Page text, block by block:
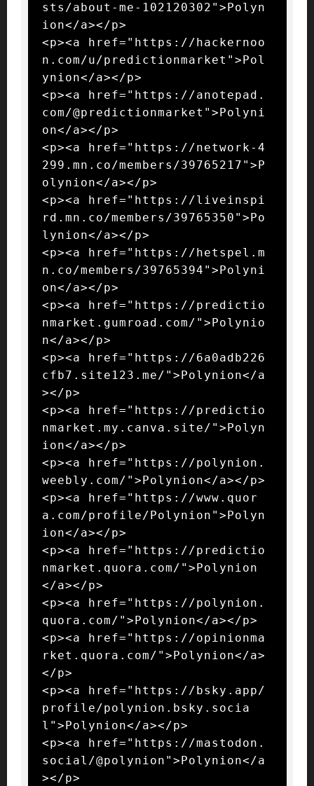
sts/about-me-102120302">Polyn
ion</a></p>
<p><a href="https://hackernoo
n.com/u/predictionmarket">Pol
ynion</a></p>
<p><a href="https://anotepad.
com/@predictionmarket">Polyni
on</a></p>
<p><a href="https://network-4
299.mn.co/members/39765217">P
olynion</a></p>
<p><a href="https://liveinspi
rd.mn.co/members/39765350">Po
lynion</a></p>
<p><a href="https://hetspel.m
n.co/members/39765394">Polyni
on</a></p>
<p><a href="https://predictio
nmarket.gumroad.com/">Polynio
n</a></p>
<p><a href="https://6a0adb226
cfb7.site123.me/">Polynion</a
></p>
<p><a href="https://predictio
nmarket.my.canva.site/">Polyn
ion</a></p>
<p><a href="https://polynion.
weebly.com/">Polynion</a></p>
<p><a href="https://www.quor
a.com/profile/Polynion">Polyn
ion</a></p>
<p><a href="https://predictio
nmarket.quora.com/">Polynion
</a></p>
<p><a href="https://polynion.
quora.com/">Polynion</a></p>
<p><a href="https://opinionma
rket.quora.com/">Polynion</a>
</p>
<p><a href="https://bsky.app/
profile/polynion.bsky.socia
l">Polynion</a></p>
<p><a href="https://mastodon.
social/@polynion">Polynion</a
></p>